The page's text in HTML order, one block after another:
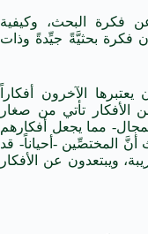
فكرة البحث، وكيفية
فكرة بحثيَّةً جيِّدةً وذات
الآخرون أفكاراً
تأتي من صغار
مما يجعل أفكارهم
المختصِّين -أحياناً- قد
ويبتعدون عن الأفكار